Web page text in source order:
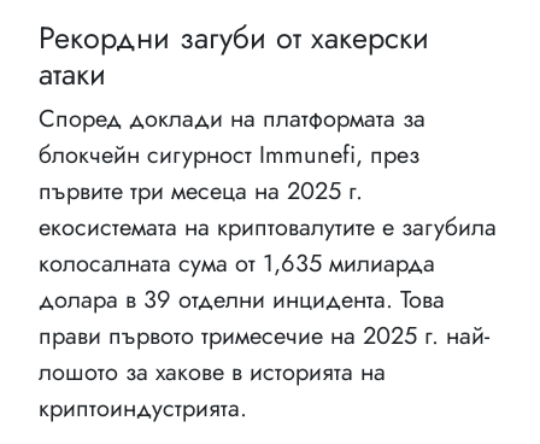
Рекордни загуби от хакерски
атаки
Според доклади на платформата за
блокчейн сигурност Immunefi, през
първите три месеца на 2025 г.
екосистемата на криптовалутите е загубила
колосалната сума от 1,635 милиарда
долара в 39 отделни инцидента. Това
прави първото тримесечие на 2025 г. най-
лошото за хакове в историята на
криптоиндустрията.